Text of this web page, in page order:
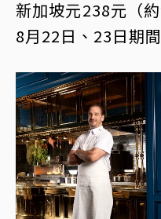
新加坡元238元（
8月22日、23日期